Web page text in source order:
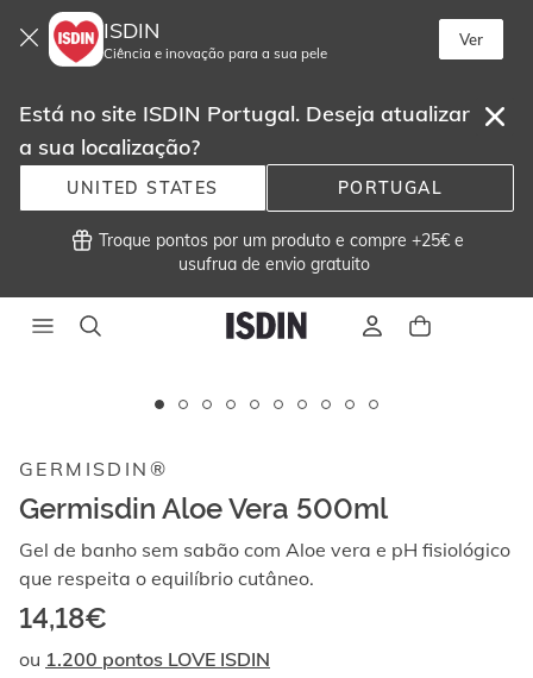
ISDIN
Ciência e inovação para a sua pele
Ver
Está no site ISDIN Portugal. Deseja atualizar
a sua localização?
UNITED STATES PORTUGAL
Troque pontos por um produto e compre +25€ e
usufrua de envio gratuito
imagens
vídeos.
Ao
navegar
com
para
GERMISDIN®
Germisdin Aloe Vera 500ml
Gel de banho sem sabão com Aloe vera e pH fisiológico
que respeita o equilíbrio cutâneo.
14,18€
ou 1.200 pontos LOVE ISDIN